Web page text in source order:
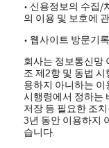
• 신용정보의 수집/
의 이용 및 보호에
• 웹사이트 방문기
회사는 정보통신망
조 제2항 및 동법 시
용하지 아니하는
시행령에서 정하는
저장 등 필요한 조
3년 동안 이용하지
습니다.